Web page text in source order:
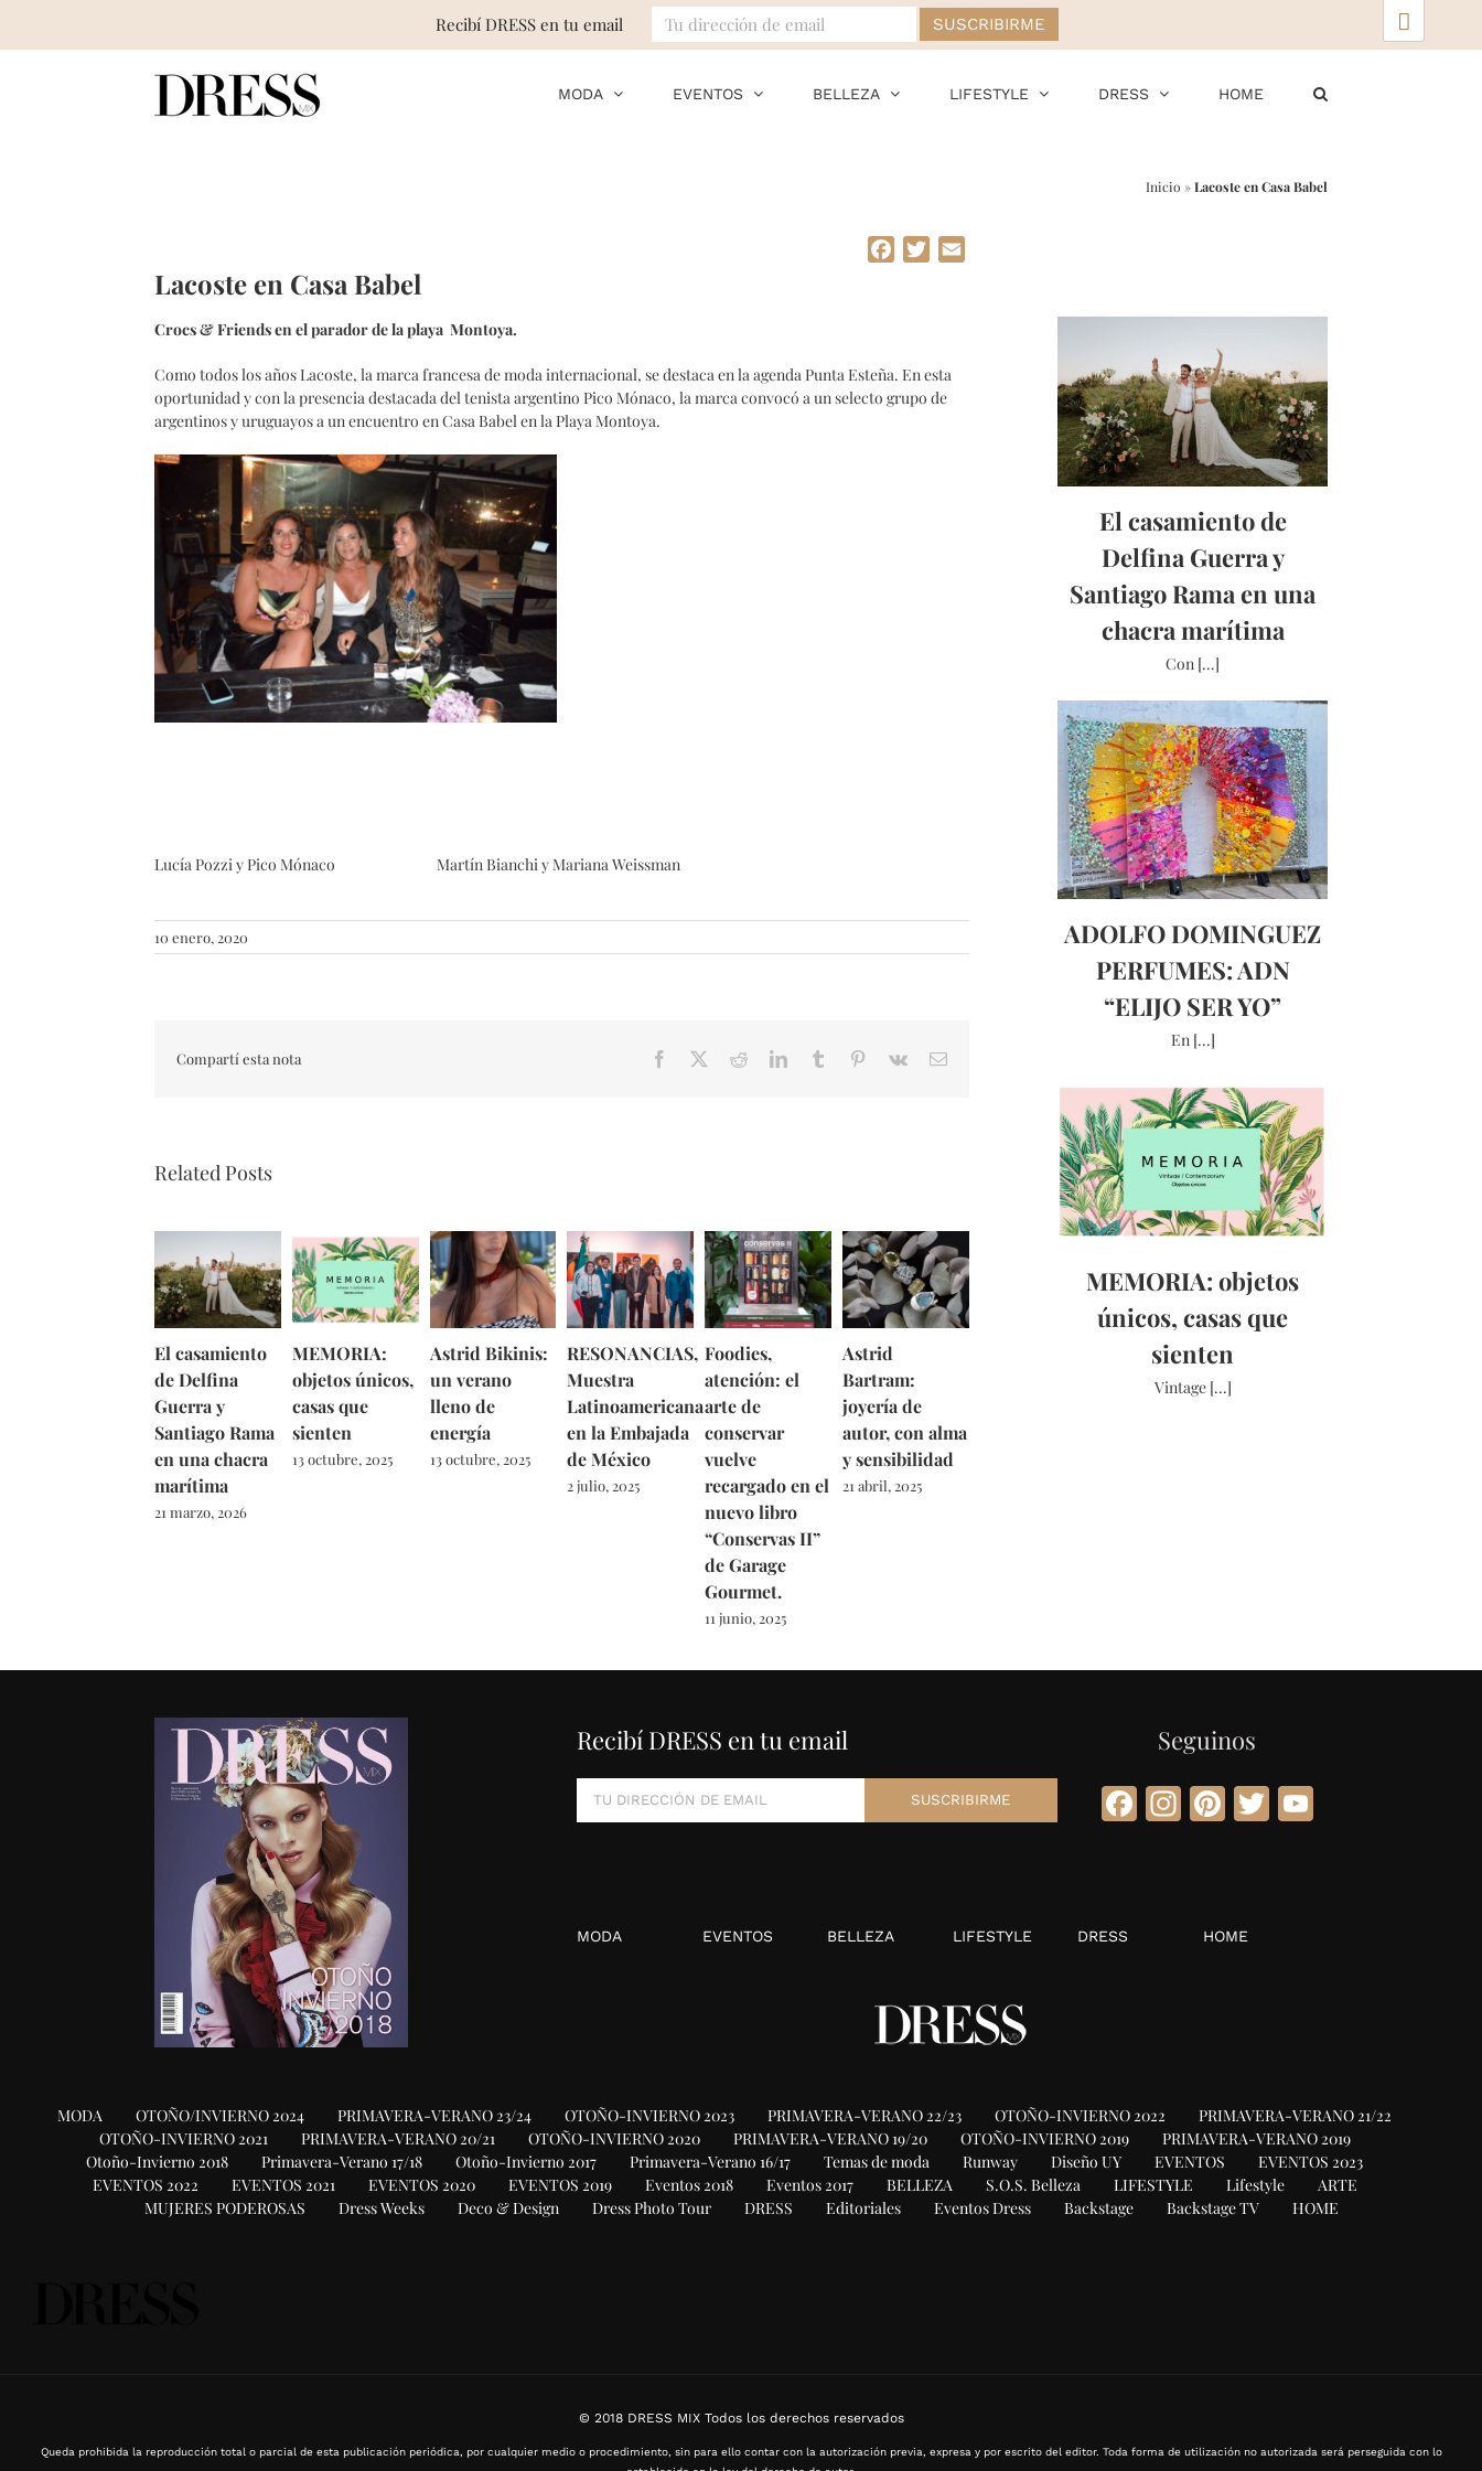
MODA EVENTOS BELLEZA LIFESTYLE DRESS HOME
Inicio »Lacoste en Casa Babel
Facebook
Twitter
Lacoste en Casa Babel
Crocs & Friends en el parador de la playa Montoya.
Como todos los años Lacoste, la marca francesa de moda internacional, se destaca en la agenda Punta Esteña. En esta
oportunidad y con la presencia destacada del tenista argentino Pico Mónaco, la marca convocó a un selecto grupo de
argentinos y uruguayos a un encuentro en Casa Babel en la Playa Montoya.
Lucía Pozzi y Pico Mónaco Martín Bianchi y Mariana Weissman
10 enero, 2020
Compartí esta nota Facebook RedditLinkedInTumblr Pinterest
Vk Email
Related Posts
El casamiento
de Delfina
Guerra y
Santiago Rama
en una chacra
marítima
21 marzo, 2026
MEMORIA:
objetos únicos,
casas que
sienten
13 octubre, 2025
Astrid Bikinis:
un verano
lleno de
energía
13 octubre, 2025
RESONANCIAS,
Muestra
Latinoamericana
en la Embajada
de México
2 julio, 2025
Foodies,
atención: el
arte de
conservar
vuelve
recargado en el
nuevo libro
“Conservas II”
de Garage
Gourmet.
11 junio, 2025
Astrid
Bartram:
joyería de
autor, con alma
y sensibilidad
21 abril, 2025
El casamiento de
Delfina Guerra y
Santiago Rama en una
chacra marítima
Con [...]
ADOLFO DOMINGUEZ
PERFUMES: ADN
“ELIJO SER YO”
En [...]
MEMORIA: objetos
únicos, casas que
sienten
Vintage [...]
Recibí DRESS en tu email Seguinos
Facebook
Instagram
Pinterest
TwitterYouTube
MODA EVENTOS BELLEZA LIFESTYLE DRESS HOME
MODA OTOÑO/INVIERNO 2024 PRIMAVERA-VERANO 23/24 OTOÑO-INVIERNO 2023 PRIMAVERA-VERANO 22/23 OTOÑO-INVIERNO 2022
PRIMAVERA-VERANO 21/22
OTOÑO-INVIERNO 2021
PRIMAVERA-VERANO 20/21 OTOÑO-INVIERNO 2020 PRIMAVERA-VERANO 19/20 OTOÑO-INVIERNO 2019
PRIMAVERA-VERANO 2019
Otoño-Invierno 2018
Primavera-Verano 17/18 Otoño-Invierno 2017 Primavera-Verano 16/17 Temas de moda Runway Diseño UY EVENTOS
EVENTOS 2023
EVENTOS 2022
EVENTOS 2021 EVENTOS 2020 EVENTOS 2019 Eventos 2018 Eventos 2017 BELLEZA S.O.S. Belleza LIFESTYLE Lifestyle
ARTE
MUJERES PODEROSAS
Dress Weeks Deco & Design Dress Photo Tour DRESS Editoriales Eventos Dress Backstage Backstage TV HOME
© 2018 DRESS MIX Todos los derechos reservados
Queda prohibida la reproducción total o parcial de esta publicación periódica, por cualquier medio o procedimiento, sin para ello contar con la autorización previa, expresa y por escrito del editor. Toda forma de utilización no autorizada será perseguida con lo
Recibí DRESS en tu email